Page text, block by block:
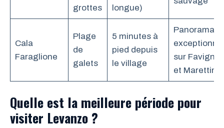
grottes longue)
Cala
Faraglione
Plage
de
galets
5 minutes à
pied depuis
le village
Panorama
exceptionnel
sur
et Marettimo
Quelle est la meilleure période pour
visiter Levanzo ?